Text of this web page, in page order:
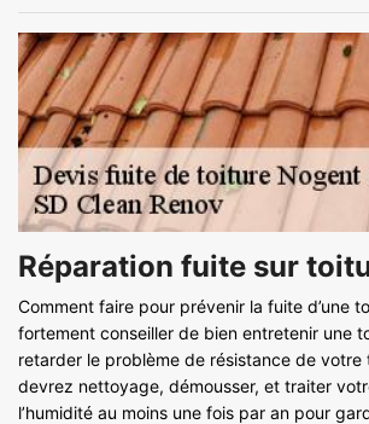
Réparation fuite sur
Comment faire pour prévenir la fuite d’une
fortement conseiller de bien entretenir une
retarder le problème de résistance de votre
devrez nettoyage, démousser, et traiter
l’humidité au moins une fois par an pour